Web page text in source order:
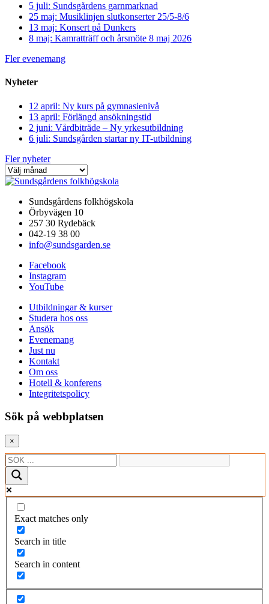
5 juli: Sundsgårdens garnmarknad
25 maj: Musiklinjen slutkonserter 25/5-8/6
13 maj: Konsert på Dunkers
8 maj: Kamratträff och årsmöte 8 maj 2026
Fler evenemang
Nyheter
12 april: Ny kurs på gymnasienivå
13 april: Förlängd ansökningstid
2 juni: Vårdbiträde – Ny yrkesutbildning
6 juli: Sundsgården startar ny IT-utbildning
Fler nyheter
Sundsgårdens folkhögskola
Örbyvägen 10
257 30 Rydebäck
042-19 38 00
info@sundsgarden.se
Facebook
Instagram
YouTube
Utbildningar & kurser
Studera hos oss
Ansök
Evenemang
Just nu
Kontakt
Om oss
Hotell & konferens
Integritetspolicy
Sök på webbplatsen
×
Exact matches only
Search in title
Search in content